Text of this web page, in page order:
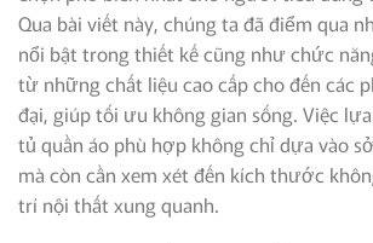
Qua bài viết này, chúng ta đã điểm qua
nổi bật trong thiết kế cũng như chức
từ những chất liệu cao cấp cho đến các
đại, giúp tối ưu không gian sống. Việc
tủ quần áo phù hợp không chỉ dựa vào
mà còn cần xem xét đến kích thước
trí nội thất xung quanh.